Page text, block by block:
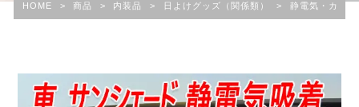
HOME > 商品 > 内装品 > 日よけグッズ（関係類） > 静電気・カー